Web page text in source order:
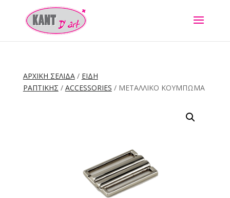
ΑΡΧΙΚΉ ΣΕΛΊΔΑ/ ΕΙΔΗ
ΡΑΠΤΙΚΗΣ / ACCESSORIES / ΜΕΤΑΛΛΙΚΌ ΚΟΎΜΠΩΜΑ